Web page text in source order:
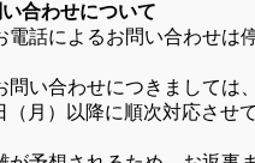
合わせについて
電話によるお問い合わせは
問い合わせにつきましては、
（月）以降に順次対応させ